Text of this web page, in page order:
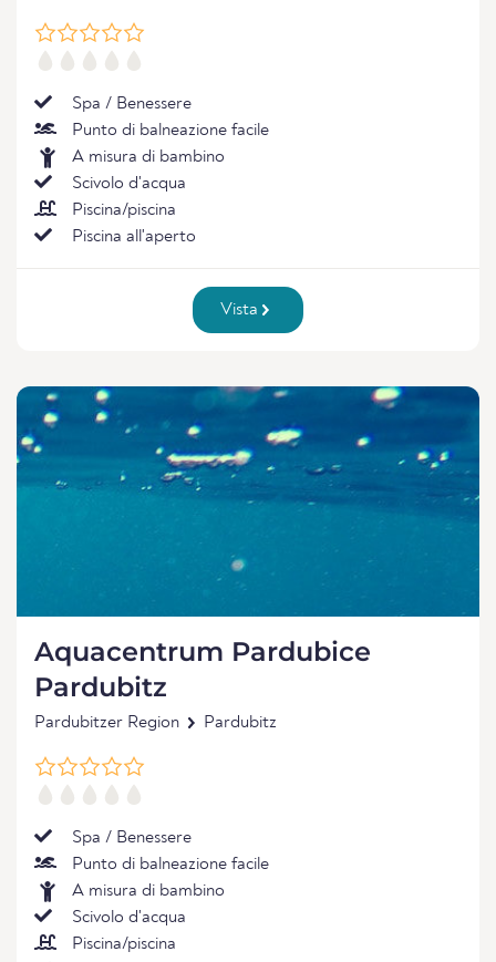
Spa / Benessere
Punto di balneazione facile
A misura di bambino
Scivolo d'acqua
Piscina/piscina
Piscina all'aperto
Vista
Aquacentrum Pardubice
Pardubitz
Pardubitzer Region Pardubitz
Spa / Benessere
Punto di balneazione facile
A misura di bambino
Scivolo d'acqua
Piscina/piscina